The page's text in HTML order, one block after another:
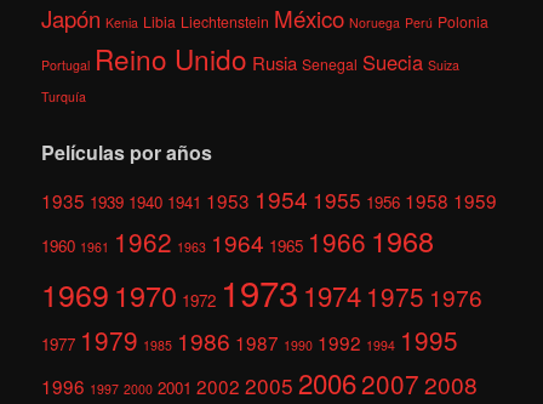
Japón Kenia Libia Liechtenstein México Noruega Perú Polonia
Portugal Reino Unido Rusia Senegal Suecia Suiza
Turquía
Películas por años
1935 1939 1940 1941 1953 1954 1955 1956 1958 1959
1960 1961 1962 1963 1964 1965 1966 1968
1969 1970 1972 1973 1974 1975 1976
1977 1979 1985 1986 1987 1990 1992 1994 1995
1996 1997 2000 2001 2002 2005 200620072008